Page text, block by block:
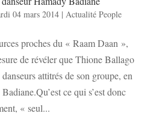
04 mars 2014| Actualité People
proches du « Raam Daan »,
de révéler que Thione Ballago
attitrés de son groupe, en
ce qui s’est donc
« seul...